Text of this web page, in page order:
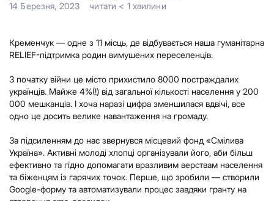
14 Березня, 2023 читати < 1 хвилини
Кременчук — одне з 11 місць, де відбувається наша гуманітарна
RELIEF-підтримка родин вимушених переселенців.
З початку війни це місто прихистило 8000 постраждалих
українців. Майже 4%(!) від загальної кількості населення у 200
000 мешканців. І хоча наразі цифра зменшилася вдвічі, все
одно це досить велике навантаження на громаду.
За підсиленням до нас звернувся місцевий фонд «Смілива
Україна». Активні молоді хлопці організували його, аби більш
ефективно та гідно допомагати вразливим верствам населення
та біженцям із гарячих точок. Перше, що зробили — створили
Google-форму та автоматизували процес завдяки гранту на